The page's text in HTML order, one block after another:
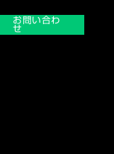
お問い合わ
せ